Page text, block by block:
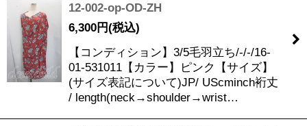
12-002-op-OD-ZH
6,300円(税込)
【コンディション】3/5毛羽立ち/-/-/16-
01-531011【カラー】ピンク【サイズ】
(サイズ表記について)JP/ UScminch裄丈
/ length(neck→shoulder→wrist…